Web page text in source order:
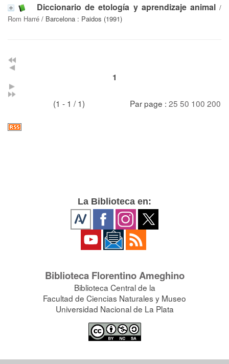
Diccionario de etología y aprendizaje animal/
Rom Harré / Barcelona : Paidos (1991)
1
(1 - 1 / 1) Par page : 25 50 100 200
La Biblioteca en:
Biblioteca Florentino Ameghino
Biblioteca Central de la
Facultad de Ciencias Naturales y Museo
Universidad Nacional de La Plata